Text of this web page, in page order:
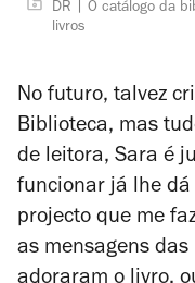
DR
O catálogo da
livros
No futuro, talvez
Biblioteca, mas
de leitora, Sara é
funcionar já lhe dá
projecto que me
as mensagens